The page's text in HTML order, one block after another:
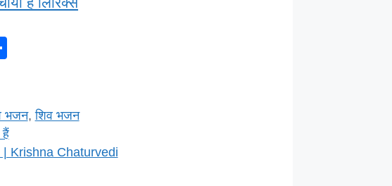
e
भजन,शिव भजन
हैं
| Krishna Chaturvedi